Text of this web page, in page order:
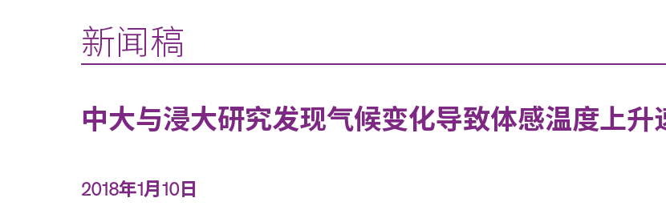
新闻稿
中大与浸大研究发现气候变化导致体感温度上升
2018年1月10日